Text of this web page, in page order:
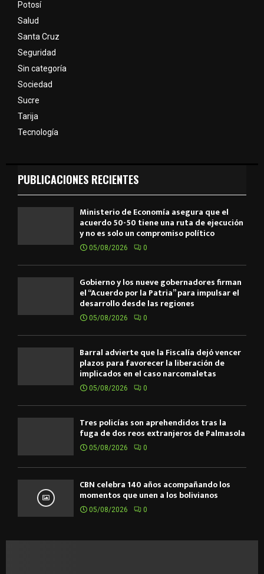
Potosí
Salud
Santa Cruz
Seguridad
Sin categoría
Sociedad
Sucre
Tarija
Tecnología
PUBLICACIONES RECIENTES
Ministerio de Economía asegura que el
acuerdo 50-50 tiene una ruta de ejecución
y no es solo un compromiso político
05/08/2026 0
Gobierno y los nueve gobernadores firman
el “Acuerdo por la Patria” para impulsar el
desarrollo desde las regiones
05/08/2026 0
Barral advierte que la Fiscalía dejó vencer
plazos para favorecer la liberación de
implicados en el caso narcomaletas
05/08/2026 0
Tres policías son aprehendidos tras la
fuga de dos reos extranjeros de Palmasola
05/08/2026 0
CBN celebra 140 años acompañando los
momentos que unen a los bolivianos
05/08/2026 0